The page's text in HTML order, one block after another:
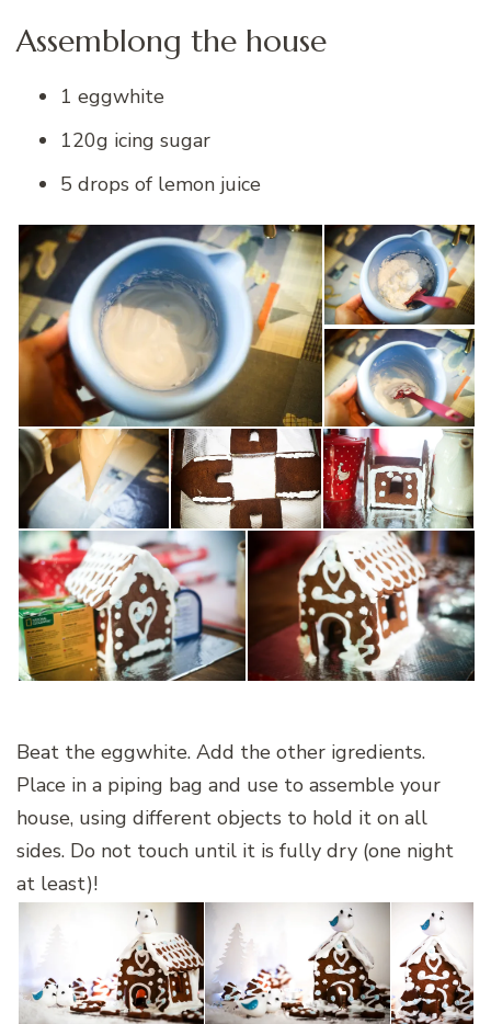
Assemblong the house
1 eggwhite
120g icing sugar
5 drops of lemon juice
Beat the eggwhite. Add the other igredients.
Place in a piping bag and use to assemble your
house, using different objects to hold it on all
sides. Do not touch until it is fully dry (one night
at least)!